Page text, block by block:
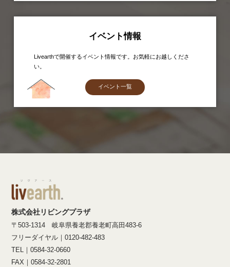
イベント情報
Livearthで開催するイベント情報です。お気軽にお越しくださ
い。
イベント一覧
株式会社リビングプラザ
〒503-1314 岐阜県養老郡養老町高田483-6
フリーダイヤル｜0120-482-483
TEL｜0584-32-0660
FAX｜0584-32-2801